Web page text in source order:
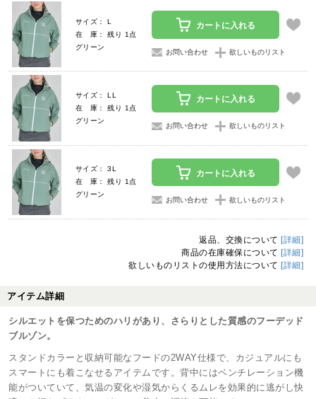
サイズ： L
在 庫： 残り 1点
グリーン
カートに入れる
お問い合わせ 欲しいものリスト
サイズ： LL
在 庫： 残り 1点
グリーン
カートに入れる
お問い合わせ 欲しいものリスト
サイズ： 3L
在 庫： 残り 1点
グリーン
カートに入れる
お問い合わせ 欲しいものリスト
返品、交換について [詳細]
商品の在庫確保について [詳細]
欲しいものリストの使用方法について [詳細]
アイテム詳細
シルエットを保つためのハリがあり、さらりとした質感のフーデッド
ブルゾン。
スタンドカラーと収納可能なフードの2WAY仕様で、カジュアルにも
スマートにも着こなせるアイテムです。背中にはベンチレーション機
能がついていて、気温の変化や湿気からくるムレを効果的に逃がし快